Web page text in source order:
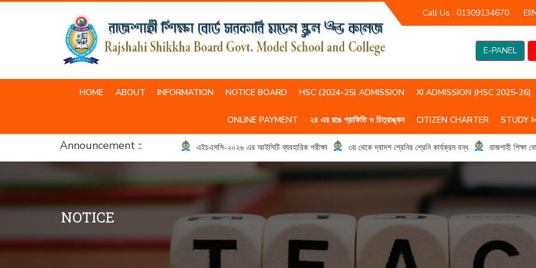
Call Us : 01309134670
E-PANEL
HOME ABOUT INFORMATION NOTICE BOARD HSC (2024-25) ADMISSION XI ADMISSION (HSC 2025-26)
ONLINE PAYMENT ২৪ এর রঙে গ্রাফিতি ও চিত্রাঙ্কন CITIZEN CHARTER STUDY
Announcement :: এইচএসসি-২০২৬ এর আইসিটি ব্যবহারিক পরীক্ষা ৩য় থেকে দ্বাদশ শ্রেনির শ্রেনি কার্যক্রম বন্ধ রাজশাহী শিক্ষা
NOTICE